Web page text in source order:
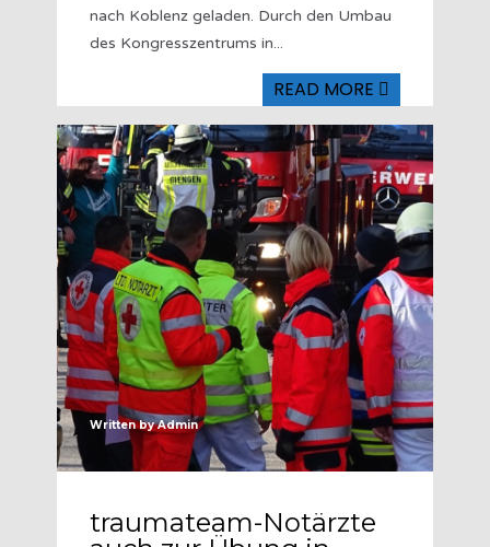
nach Koblenz geladen. Durch den Umbau
des Kongresszentrums in...
READ MORE
Written byAdmin
traumateam-Notärzte